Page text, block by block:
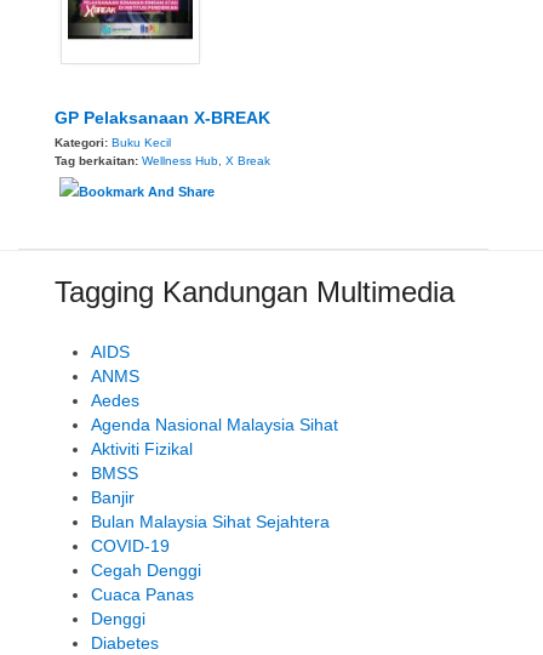
GP Pelaksanaan X-BREAK
Kategori: Buku Kecil
Tag berkaitan: Wellness Hub, X Break
Tagging Kandungan Multimedia
AIDS
ANMS
Aedes
Agenda Nasional Malaysia Sihat
Aktiviti Fizikal
BMSS
Banjir
Bulan Malaysia Sihat Sejahtera
COVID-19
Cegah Denggi
Cuaca Panas
Denggi
Diabetes